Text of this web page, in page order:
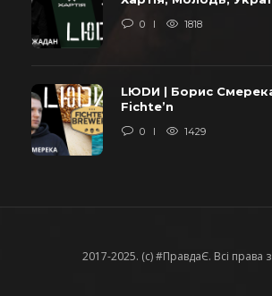
0 1818
LЮDИ | Борис
Fichte’n
0 1429
2017-2025. (c) #ПравдаЄ. Всі права